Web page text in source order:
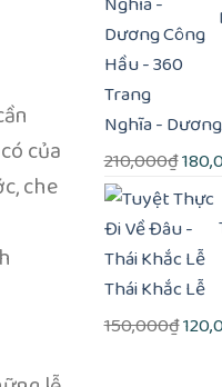
của
che
Nghĩa -
210,000₫Giá
gốc
là:
Thái Khắc Lễ
150,000₫Giá